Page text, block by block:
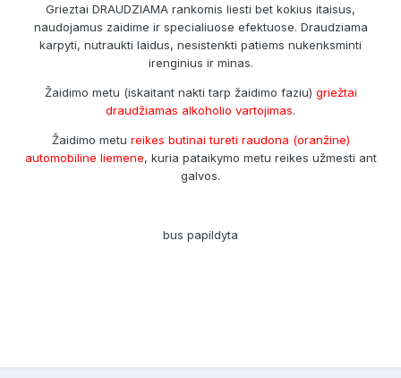
Grieztai DRAUDZIAMA rankomis liesti bet kokius itaisus,
naudojamus zaidime ir specialiuose efektuose. Draudziama
karpyti, nutraukti laidus, nesistenkti patiems nukenksminti
irenginius ir minas.
Žaidimo metu (iskaitant nakti tarp žaidimo faziu) griežtai
draudžiamas alkoholio vartojimas.
Žaidimo metu reikes butinai tureti raudona (oranžine)
automobiline liemene, kuria pataikymo metu reikes užmesti ant
galvos.
bus papildyta